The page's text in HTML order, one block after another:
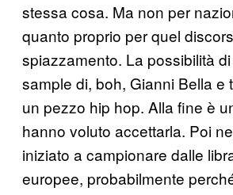
stessa cosa. Ma non per
quanto proprio per quel
spiazzamento. La possibilità
sample di, boh, Gianni Bella e
un pezzo hip hop. Alla fine è
hanno voluto accettarla. Poi
iniziato a campionare dalle
europee, probabilmente